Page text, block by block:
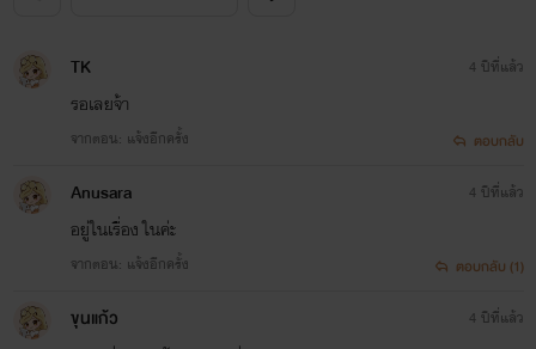
TK
รอเลยจ้า
จากตอน: แจ้งอีกครั้ง
4 ปีที่แล้ว
ตอบกลับ
Anusara
อยู่ในเรื่อง ในค่ะ
จากตอน: แจ้งอีกครั้ง
4 ปีที่แล้ว
ตอบกลับ (1)
ขุนแก้ว 4 ปีที่แล้ว